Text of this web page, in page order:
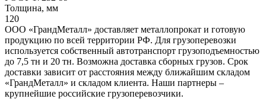
Толщина, мм
120
ООО «ГрандМеталл» доставляет металлопрокат и готовую
продукцию по всей территории РФ. Для грузоперевозки
используется собственный автотранспорт грузоподъемностью
до 7,5 тн и 20 тн. Возможна доставка сборных грузов. Срок
доставки зависит от расстояния между ближайшим складом
«ГрандМеталл» и складом клиента. Наши партнеры –
крупнейшие российские грузоперевозчики.